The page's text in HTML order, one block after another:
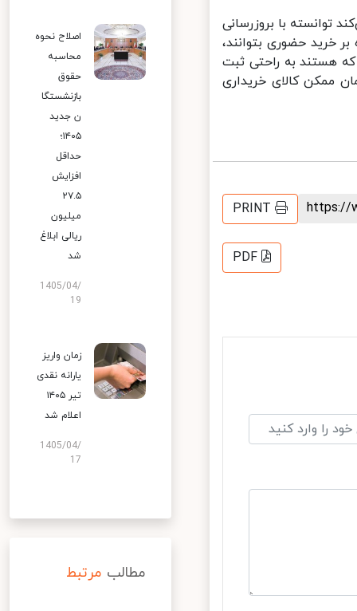
با بروزرسانی
حضوری بتوانند،
هستند به راحتی ثبت
کالای خریداری
PRINT
PDF
اصلاح نحوه
محاسبه
حقوق
بازنشستگا
ن جدید
۱۴۰۵؛
حداقل
افزایش
۲۷.۵
میلیون
ریالی ابلاغ
شد
1405/04/
19
زمان واریز
یارانه نقدی
تیر ۱۴۰۵
اعلام شد
1405/04/
17
مطالب مرتبط